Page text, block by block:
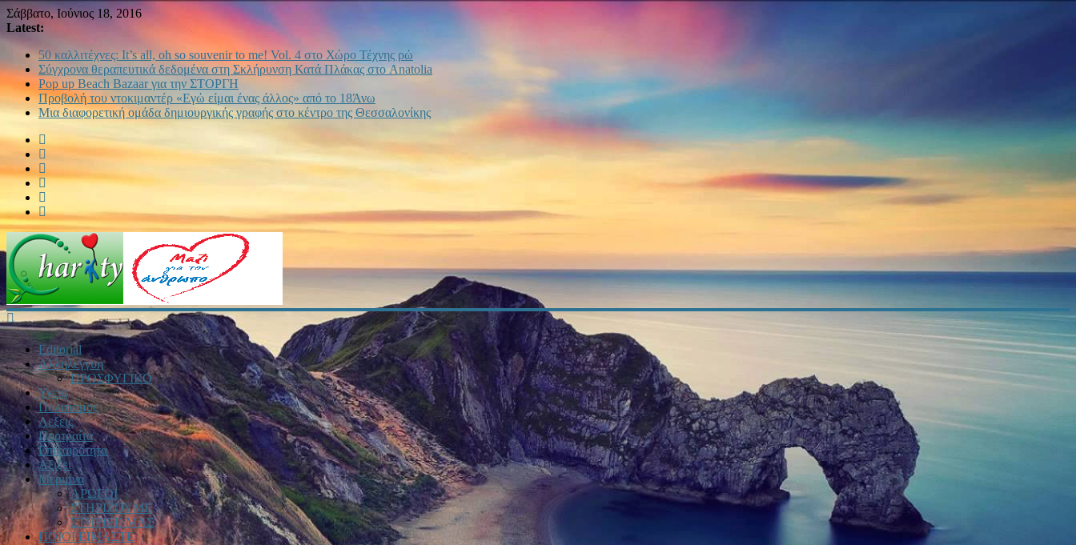
Σάββατο, Ιούνιος 18, 2016
Latest:
50 καλλιτέχνες: It’s all, oh so souvenir to me! Vol. 4 στο Χώρο Τέχνης ρώ
Σύγχρονα θεραπευτικά δεδομένα στη Σκλήρυνση Κατά Πλάκας στο Anatolia
Pop up Beach Bazaar για την ΣΤΟΡΓΗ
Προβολή του ντοκιμαντέρ «Εγώ είμαι ένας άλλος» από το 18Άνω
Μια διαφορετική ομάδα δημιουργικής γραφής στο κέντρο της Θεσσαλονίκης
Editorial
Αλληλεγγυη
ΠΡΟΣΦΥΓΙΚΟ
Υγεία
Πολιτισμος
Λεξεις
Πορτραίτα
Επικαιρότητα
Αξιζει
Μεριμνα
ΑΡΩΓΟΙ
ΣΤΗΡΙΖΟΥΜΕ
ΣΤΗΡΙΞΕ ΜΑΣ
ΠΟΙΟΙ ΕΙΜΑΣΤΕ